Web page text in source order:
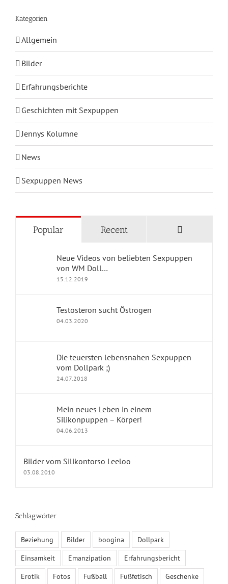
Bilder
Erfahrungsberichte
Geschichten mit Sexpuppen
Jennys Kolumne
News
Sexpuppen News
Popular
von WM Doll…
15.12.2019
04.03.2020
vom Dollpark ;)
24.07.2018
Silikonpuppen – Körper!
04.06.2013
03.08.2010
Einsamkeit
Emanzipation
Erfahrungsbericht
Erotik
Fotos Fußball Fußfetisch
Geschenke
Gesellschaft
Gummipuppe Heirat Hygiene
Blog Home
Geschichten mit Sexpuppen
Jennys Kolumne
Erfahrungsberichte
Fragen und Antworten
KALENDER
August 2026
M D M D F S S
1
2
6 7 9